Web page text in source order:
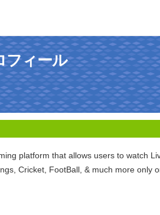
フィール
platform that allows users to watch
Cricket, FootBall, & much more only